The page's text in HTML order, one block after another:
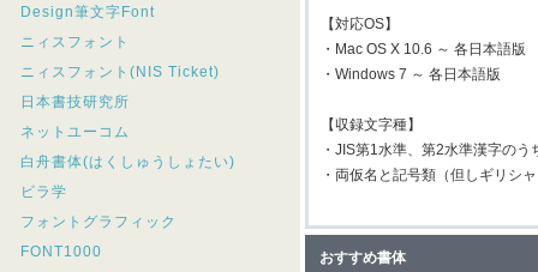
Design筆文字Font
ニィスフォント
ニィスフォント(NIS Ticket)
日本書技研究所
ネットユーコム
白舟書体(はくしゅうしょたい)
ビラ学
フォントグラフィック
FONT1000
【対応OS】
・Mac OS X 10.6 ～ 各日本語版
・Windows 7 ～ 各日本語版
【収録文字種】
・JIS第1水準、第2水準漢字のう
・両仮名と記号類（但しギリシ
おすすめ書体